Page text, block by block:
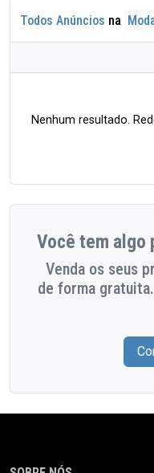
Todos Anúncios na
Nenhum resultado.
Você tem algo
Venda os seus
de forma